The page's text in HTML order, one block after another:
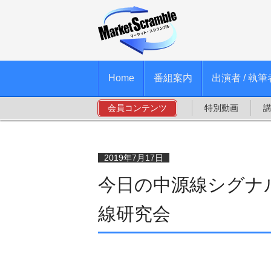
Home 番組案内 出演者 / 執筆
会員コンテンツ 特別動画
今日の中源線シグナ
線研究会
2019年7月17日